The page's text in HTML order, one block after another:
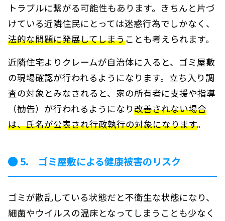
トラブルに繋がる可能性もあります。きちんと片づ
けている近隣住民にとっては迷惑行為でしかなく、
法的な問題に発展してしまうことも考えられます。
近隣住宅よりクレームが自治体に入ると、ゴミ屋敷
の現場確認が行われるようになります。立ち入り調
査の対象とみなされると、家の所有者に支援や指導
（勧告）が行われるようになり改善されない場合
は、氏名が公表され行政執行の対象になります。
5. ゴミ屋敷による健康被害のリスク
ゴミが散乱している状態だと不衛生な状態になり、
細菌やウイルスの温床となってしまうことも少なく